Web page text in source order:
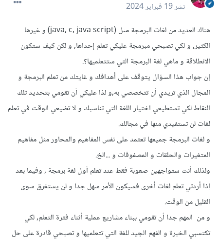
نشر19 فبراير 2024
هناك العديد من لغات البرمجة مثل (java, c, java script) و غيرها
الكثير, و لكي تصبحي مبرمجة عليكي تعلم إحداها, و لكن كيف ستكون
الانطلاقة و ماهي لغة البرمجة التي ستتعلميها؟.
إن جواب هذا السؤال يتوقف على أهدافك و غايتك من تعلم البرمجة و
المجال الذي تريدي أن تتخصصي به,و لذا عليكي أن تقومي بتحديد تلك
النقاط لكي تستطيعي اختيار اللغة التي تناسبك و لا تضيعي الوقت في تعلم
لغات لن تستفيدي منها في مجالك.
و لغات البرمجة جميعها تعتمد على نفس المفاهيم والمحاور مثل مفاهيم
المتغيرات والحلقات و المصفوفات و ...الخ.
ولذلك أنت ستواجهين صعوبة فقط عند تعلم أول لغة برمجة , وفيما بعد
إذا أردتي تعلم لغات أخرى فسيكون الأمر سهل جدا و لن يستغرق سوى
القليل من الوقت.
و من المهم جدا أن تقومي ببناء مشاريع عملية أثناء فترة التعلم, لكي
تكتسبي الخبرة و الفهم الجيد للغة التي تتعلميها و تصبحي قادرة على حل